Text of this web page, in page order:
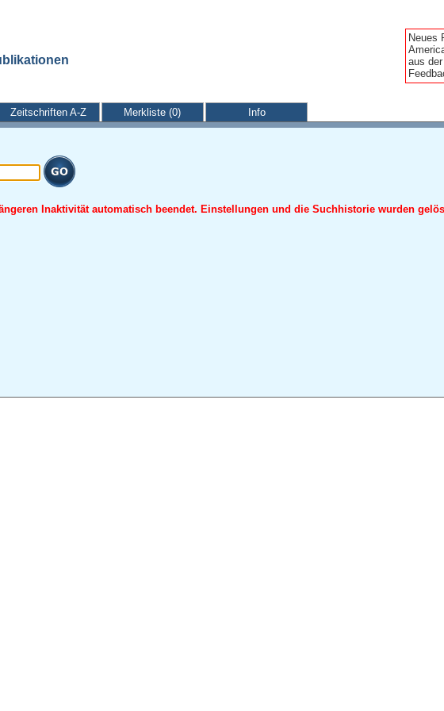
Neues
aus
Zeitschriften A-Z Merkliste (0) Info
Inaktivität automatisch beendet. Einstellungen und die Suchhistorie wurden